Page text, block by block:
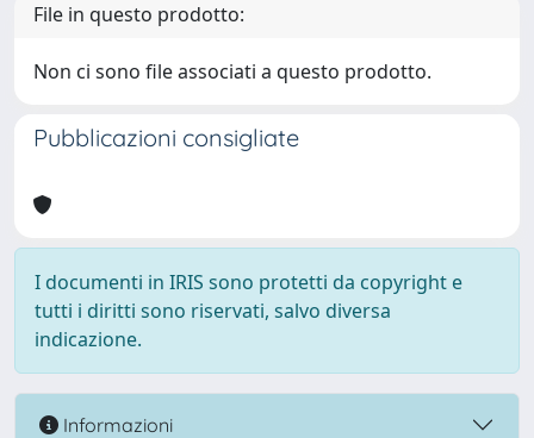
File in questo prodotto:
Non ci sono file associati a questo prodotto.
Pubblicazioni consigliate
I documenti in IRIS sono protetti da copyright e
tutti i diritti sono riservati, salvo diversa
indicazione.
Informazioni